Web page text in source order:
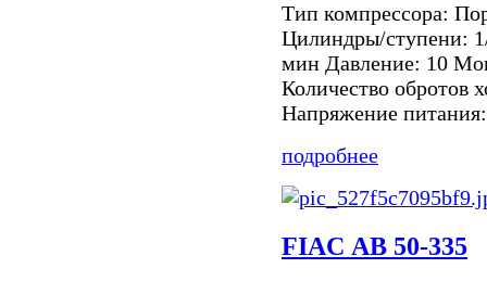
Тип компрессора:
Цилиндры/ступени:
мин Давление: 10
Количество обротов
Напряжение
подробнее
FIAC АВ 50-335